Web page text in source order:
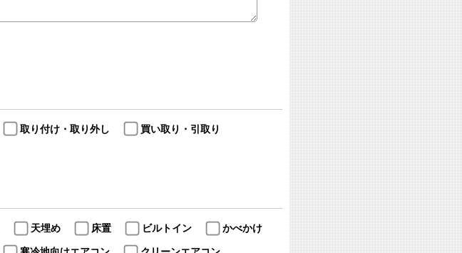
取り付け・取り外し
買い取り・引取り
天埋め 床置 ビルトイン
かべかけ